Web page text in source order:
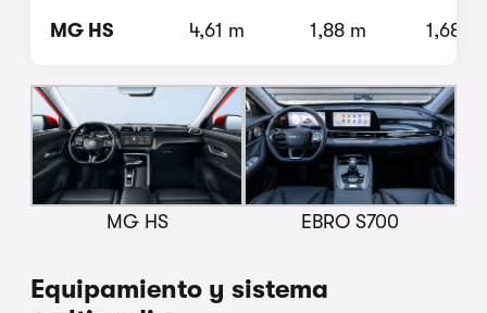
MG HS 4,61 m 1,88 m 1,68 m
MG HS EBRO S700
Equipamiento y sistema